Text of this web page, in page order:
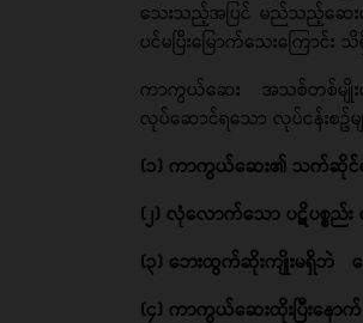
သေးသည့်အပြင် မည်သည့်ဆေ
ပင်မပြီးမြောက်သေးကြောင်း
ကာကွယ်ဆေး အသစ်တစ်မျိုး
လုပ်ဆောင်ရသော လုပ်ငန်းစဥ်မ
(၁) ကာကွယ်ဆေး၏ သက်ဆိုင်ရ
(၂) လုံလောက်သော ပဋိပစ္စည်
(၃) ဘေးထွက်ဆိုးကျိုးမရှိဘဲ ဘေ
(၄) ကာကွယ်ဆေးထိုးပြီးနော